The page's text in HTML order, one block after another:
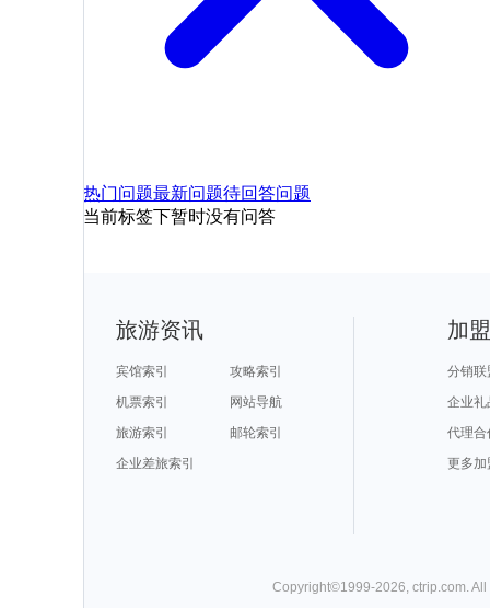
热门问题最新问题待回答问题
当前标签下暂时没有问答
旅游资讯
宾馆索引
攻略索引
机票索引
网站导航
旅游索引
邮轮索引
企业差旅索引
加
分销联
企业礼
代理合
更多加
Copyright©1999-2026, ctrip.com.